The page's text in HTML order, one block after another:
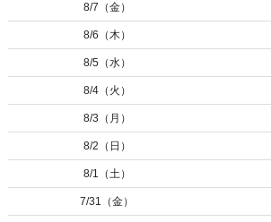
8/7（金）
8/6（木）
8/5（水）
8/4（火）
8/3（月）
8/2（日）
8/1（土）
7/31（金）